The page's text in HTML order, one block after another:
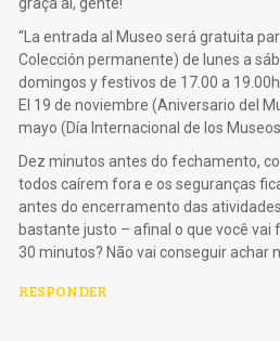
“La entrada al Museo será gratuita
Colección permanente) de lunes a
domingos y festivos de 17.00 a 19.00h
El 19 de noviembre (Aniversario del
mayo (Día Internacional de los
Dez minutos antes do fechamento,
todos caírem fora e os seguranças
antes do encerramento das
bastante justo – afinal o que você vai
30 minutos? Não vai conseguir achar
RESPONDER